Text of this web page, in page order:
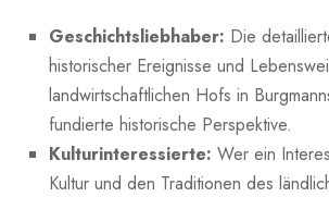
Geschichtsliebhaber: Die
historischer‍ Ereignisse und
landwirtschaftlichen Hofs in
fundierte historische Perspektive.
Kulturinteressierte: Wer ​ein‌
Kultur⁤ und den Traditionen des